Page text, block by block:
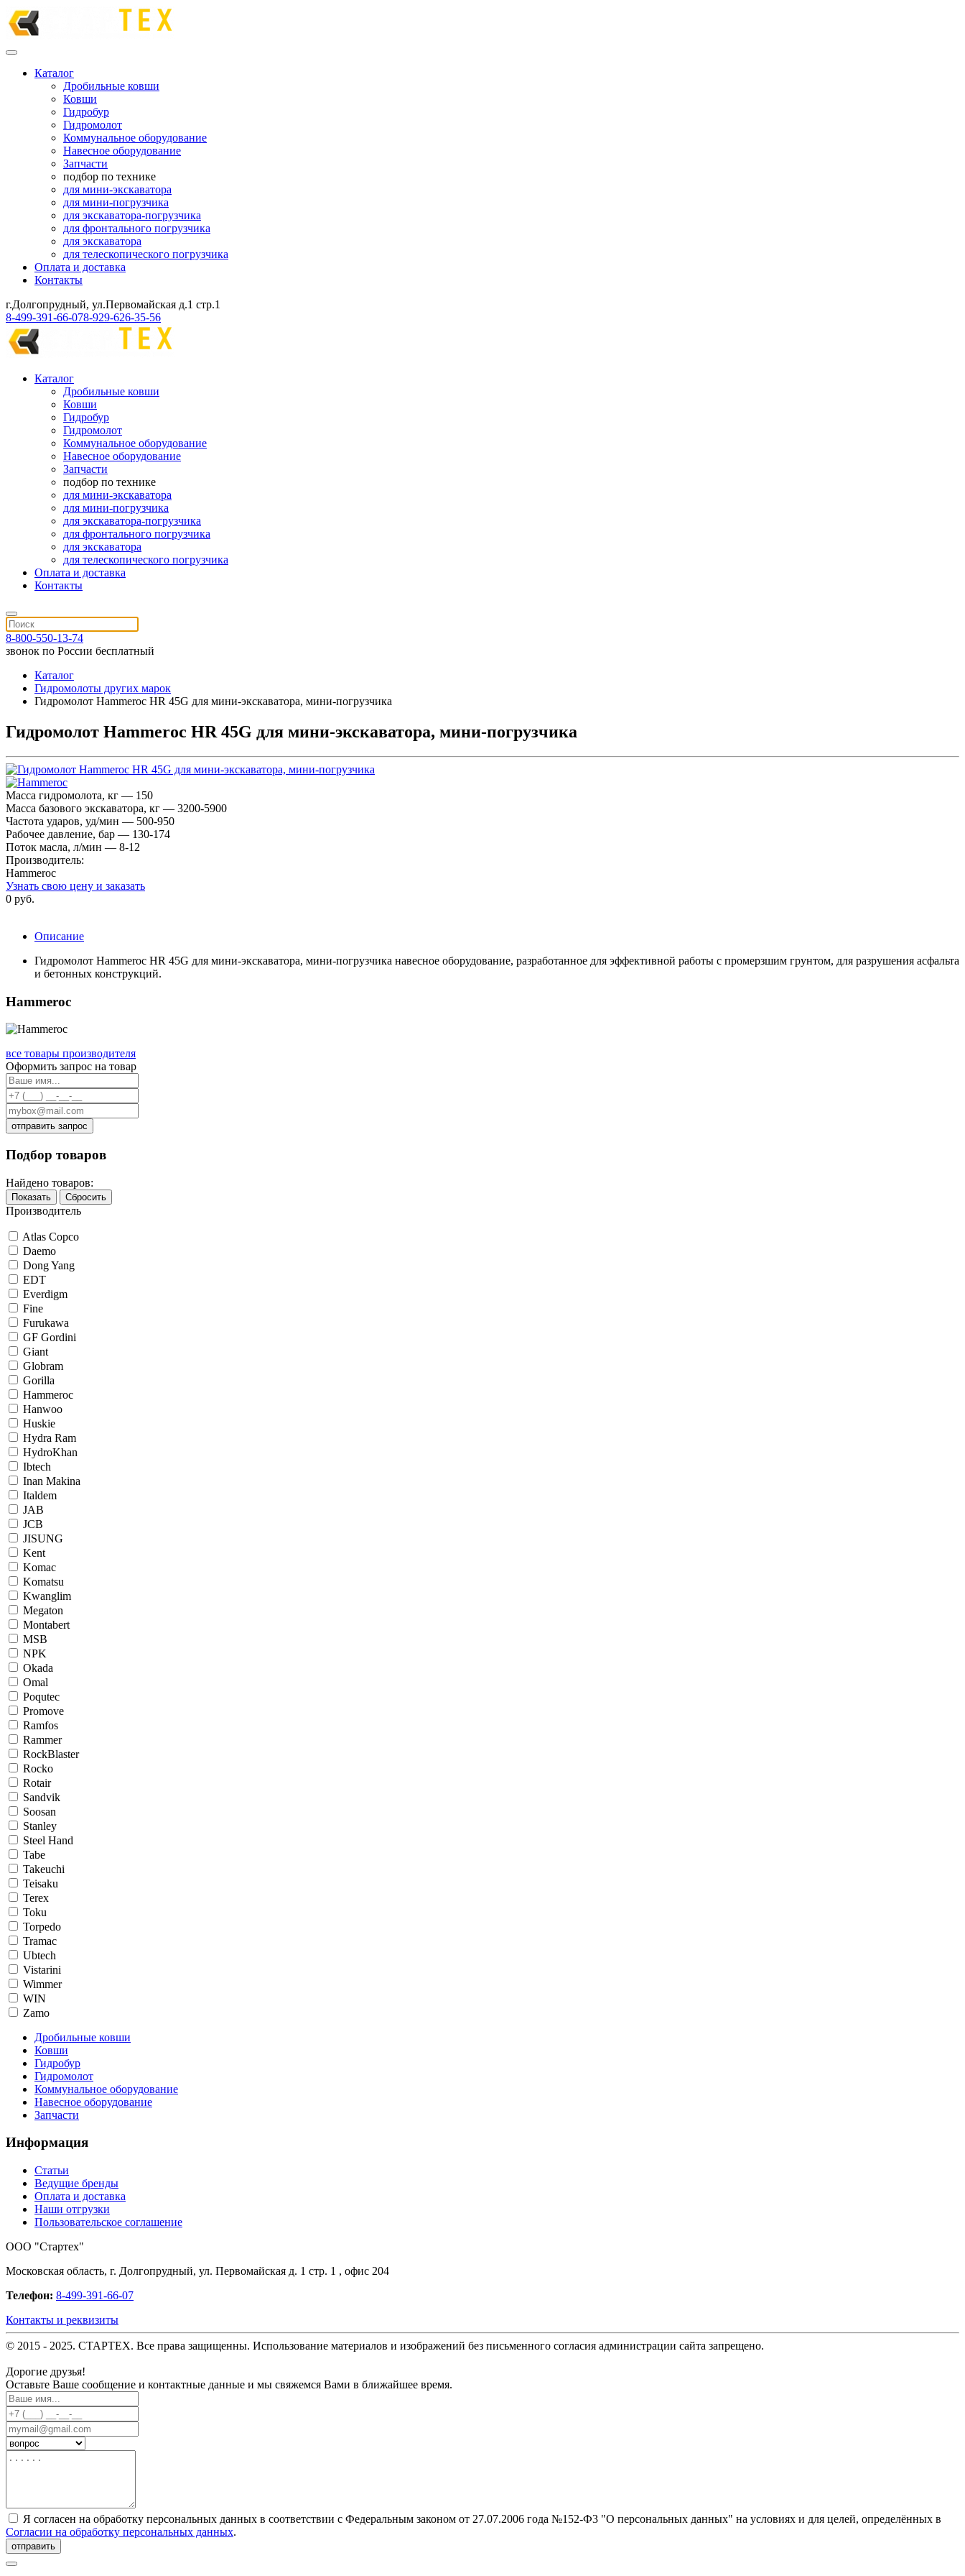
Каталог
Дробильные ковши
Ковши
Гидробур
Гидромолот
Коммунальное оборудование
Навесное оборудование
Запчасти
подбор по технике
для мини-экскаватора
для мини-погрузчика
для экскаватора-погрузчика
для фронтального погрузчика
для экскаватора
для телескопического погрузчика
Оплата и доставка
Контакты
г.Долгопрудный, ул.Первомайская д.1 стр.1
8-499-391-66-078-929-626-35-56
Каталог
Дробильные ковши
Ковши
Гидробур
Гидромолот
Коммунальное оборудование
Навесное оборудование
Запчасти
подбор по технике
для мини-экскаватора
для мини-погрузчика
для экскаватора-погрузчика
для фронтального погрузчика
для экскаватора
для телескопического погрузчика
Оплата и доставка
Контакты
8-800-550-13-74
звонок по России бесплатный
Каталог
Гидромолоты других марок
Гидромолот Hammeroc HR 45G для мини-экскаватора, мини-погрузчика
Гидромолот Hammeroc HR 45G для мини-экскаватора, мини-погрузчика
Масса гидромолота, кг — 150
Масса базового экскаватора, кг — 3200-5900
Частота ударов, уд/мин — 500-950
Рабочее давление, бар — 130-174
Поток масла, л/мин — 8-12
Производитель:
Hammeroc
Узнать свою цену и заказать
0 руб.
Описание
Гидромолот Hammeroc HR 45G для мини-экскаватора, мини-погрузчика навесное оборудование, разработанное для эффективной работы с промерзшим грунтом, для разрушения асфальта
и бетонных конструкций.
Hammeroc
все товары производителя
Оформить запрос на товар
отправить запрос
Подбор товаров
Найдено товаров:
Показать Сбросить
Производитель
Atlas Copco
Daemo
Dong Yang
EDT
Everdigm
Fine
Furukawa
GF Gordini
Giant
Globram
Gorilla
Hammeroc
Hanwoo
Huskie
Hydra Ram
HydroKhan
Ibtech
Inan Makina
Italdem
JAB
JCB
JISUNG
Kent
Komac
Komatsu
Kwanglim
Megaton
Montabert
MSB
NPK
Okada
Omal
Poqutec
Promove
Ramfos
Rammer
RockBlaster
Rocko
Rotair
Sandvik
Soosan
Stanley
Steel Hand
Tabe
Takeuchi
Teisaku
Terex
Toku
Torpedo
Tramac
Ubtech
Vistarini
Wimmer
WIN
Zamo
Дробильные ковши
Ковши
Гидробур
Гидромолот
Коммунальное оборудование
Навесное оборудование
Запчасти
Информация
Статьи
Ведущие бренды
Оплата и доставка
Наши отгрузки
Пользовательское соглашение
OOO "Стартех"
Московская область, г. Долгопрудный, ул. Первомайская д. 1 стр. 1 , офис 204
Телефон: 8-499-391-66-07
Контакты и реквизиты
© 2015 - 2025. СТАРТЕХ. Все права защищенны. Использование материалов и изображений без письменного согласия администрации сайта запрещено.
Дорогие друзья!
Оставьте Ваше сообщение и контактные данные и мы свяжемся Вами в ближайшее время.
Я согласен на обработку персональных данных в соответствии с Федеральным законом от 27.07.2006 года №152-Ф3 "О персональных данных" на условиях и для целей, определённых в
Согласии на обработку персональных данных.
отправить